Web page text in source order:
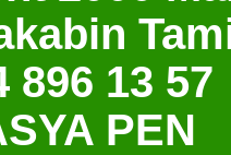
896 13 57
PEN